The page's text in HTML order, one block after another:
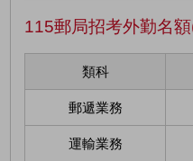
115郵局招考外勤名額
類科
郵遞業務
運輸業務